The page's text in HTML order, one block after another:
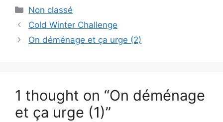
Categories
Non classé
Cold Winter Challenge
On déménage et ça urge (2)
1 thought on “On déménage
et ça urge (1)”